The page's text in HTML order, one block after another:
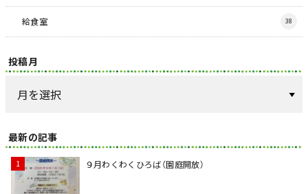
給食室 38
投稿月
最新の記事
９月わくわくひろば（園庭開放）